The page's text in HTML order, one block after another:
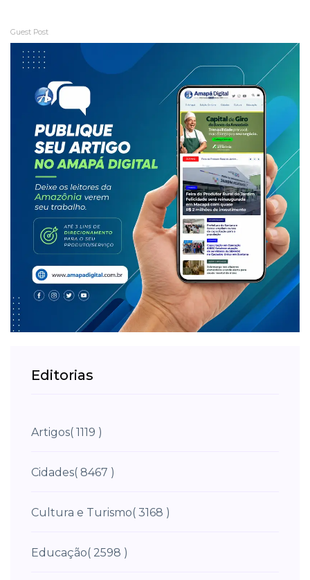
Guest Post
Editorias
Artigos( 1119 )
Cidades( 8467 )
Cultura e Turismo( 3168 )
Educação( 2598 )